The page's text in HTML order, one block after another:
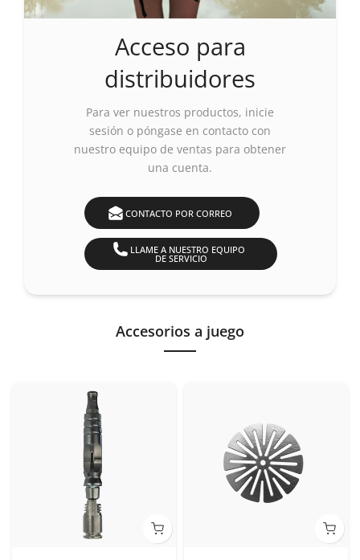
Acceso para
distribuidores
Para ver nuestros productos, inicie
sesión o póngase en contacto con
nuestro equipo de ventas para obtener
una cuenta.
CONTACTO POR CORREO
LLAME A NUESTRO EQUIPO
DE SERVICIO
Accesorios a juego